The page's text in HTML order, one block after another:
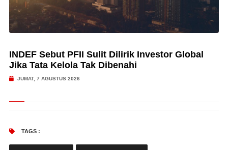
INDEF Sebut PFII Sulit Dilirik Investor Global
Jika Tata Kelola Tak Dibenahi
JUMAT, 7 AGUSTUS 2026
TAGS :